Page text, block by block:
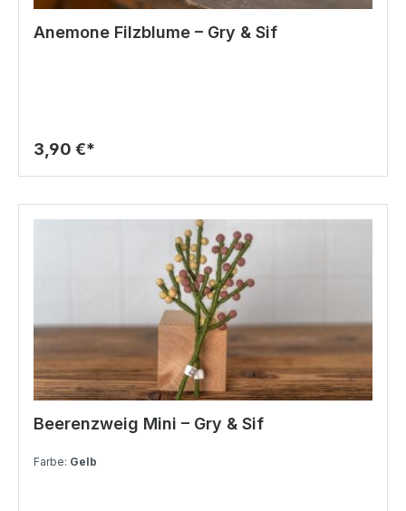
Anemone Filzblume – Gry & Sif
3,90 €*
Beerenzweig Mini – Gry & Sif
Farbe: Gelb